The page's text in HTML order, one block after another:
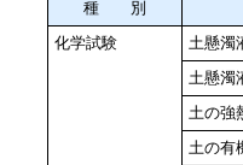
種 別
化学試験
土懸濁
土懸濁
土の強
土の有